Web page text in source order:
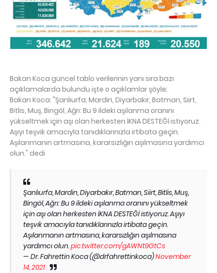
Bakan Koca güncel tablo verilerinin yanı sıra bazı
açıklamalarda bulundu işte o açıklamlar şöyle;
Bakan Koca: "Şanlıurfa, Mardin, Diyarbakır, Batman, Siirt,
Bitlis, Muş, Bingöl, Ağrı: Bu 9 ildeki aşılanma oranını
yükseltmek için aşı olan herkesten İKNA DESTEĞİ istiyoruz.
Aşıyı teşvik amacıyla tanıdıklarınızla irtibata geçin.
Aşılanmanın artmasına, kararsızlığın aşılmasına yardımcı
olun." dedi
Şanlıurfa, Mardin, Diyarbakır, Batman, Siirt, Bitlis, Muş,
Bingöl, Ağrı: Bu 9 ildeki aşılanma oranını yükseltmek
için aşı olan herkesten İKNA DESTEĞİ istiyoruz. Aşıyı
teşvik amacıyla tanıdıklarınızla irtibata geçin.
Aşılanmanın artmasına, kararsızlığın aşılmasına
yardımcı olun.pic.twitter.com/gAWNt9GtCs
— Dr. Fahrettin Koca (@drfahrettinkoca)November
14, 2021